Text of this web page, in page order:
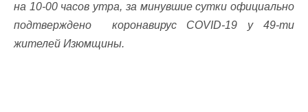
на 10-00 часов утра, за минувшие сутки официально
подтверждено коронавирус COVID-19 у 49-ти
жителей Изюмщины.